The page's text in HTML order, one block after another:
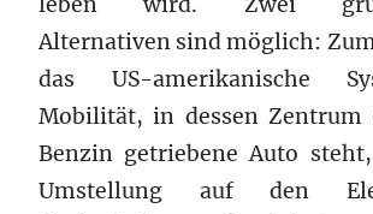
Alternativen sind möglich:
das US-amerikanische
Mobilität, in dessen Zentrum
Benzin getriebene Auto
Umstellung auf den